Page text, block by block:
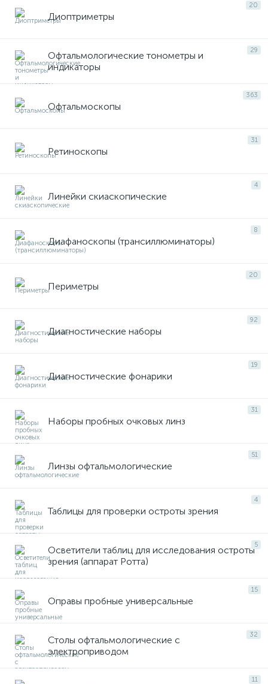
20
Диоптриметры
29
Офтальмологические тонометры и
индикаторы
363
Офтальмоскопы
31
Ретиноскопы
4
Линейки скиаскопические
8
Диафаноскопы (трансиллюминаторы)
20
Периметры
92
Диагностические наборы
19
Диагностические фонарики
31
Наборы пробных очковых линз
51
Линзы офтальмологические
4
Таблицы для проверки остроты зрения
5
Осветители таблиц для исследования остроты
зрения (аппарат Ротта)
15
Оправы пробные универсальные
32
Столы офтальмологические с
электроприводом
11